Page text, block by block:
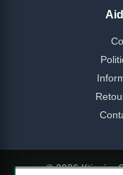
© 2026 Ktjunior